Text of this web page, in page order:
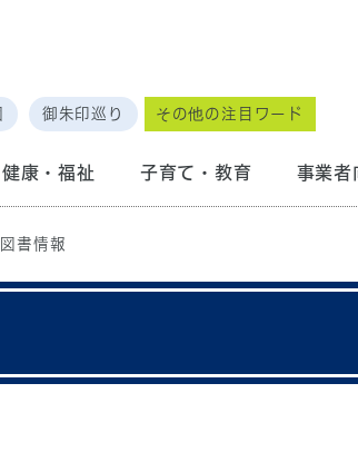
御朱印巡り その他の注目ワード
健康・福祉 子育て・教育 事業者
図書情報